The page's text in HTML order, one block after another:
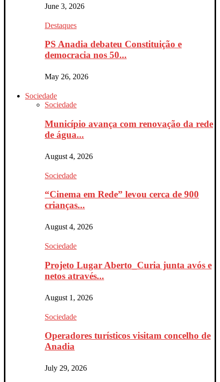
June 3, 2026
Destaques
PS Anadia debateu Constituição e
democracia nos 50...
May 26, 2026
Sociedade
Sociedade
Município avança com renovação da rede
de água...
August 4, 2026
Sociedade
“Cinema em Rede” levou cerca de 900
crianças...
August 4, 2026
Sociedade
Projeto Lugar Aberto_Curia junta avós e
netos através...
August 1, 2026
Sociedade
Operadores turísticos visitam concelho de
Anadia
July 29, 2026